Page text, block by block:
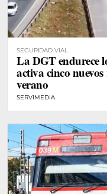
SEGURIDAD VIAL
La DGT endurece
activa cinco
verano
SERVIMEDIA